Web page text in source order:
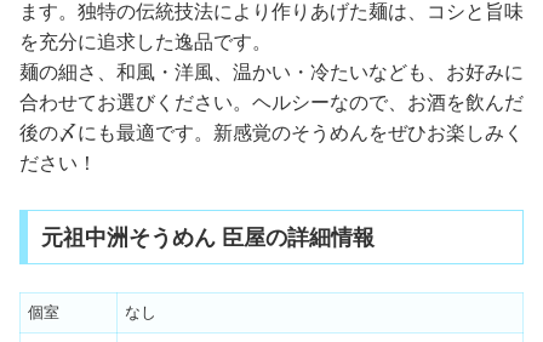
ます。独特の伝統技法により作りあげた麺は、コシと旨味
を充分に追求した逸品です。
麺の細さ、和風・洋風、温かい・冷たいなども、お好みに
合わせてお選びください。ヘルシーなので、お酒を飲んだ
後の〆にも最適です。新感覚のそうめんをぜひお楽しみく
ださい！
元祖中洲そうめん 臣屋の詳細情報
個室 なし